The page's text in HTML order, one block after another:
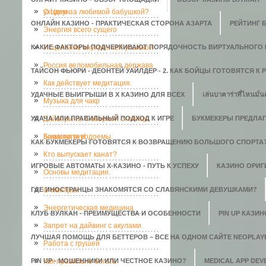
ОНЛАЙН КАЗИНО - ПРАКТИЧЕСКАЯ СТОРОНА АЗАРТА РЕЙТИНГ
КАКИЕ ФАКТОРЫ ПОДЧЕРКИВАЮТ ПОРЯДОЧНОСТЬ ВИРТУАЛЬНОГО
ТАЙСОН ФЬЮРИ - ДЕОНТЕЙ УАЙЛДЕР - 2. КАК БОЙЦЫ ГОТОВЯТСЯ К
УДАЧНЫЕ ВЫИГРЫШИ В X КАЗИНО ДЛЯ ВСЕХ เล่นบาคาร่าที่ไหนมั่น
УДАЧА ИЛИ ПРАВИЛЬНЫЙ ПОДХОД К ИГРЕ БУКМЕКЕРЫ
КАК БУКМЕКЕРЫ ГОТОВЯТСЯ К ВОЗВРАЩЕНИЮ БОЛЬШОГО
ИГРОВЫЕ АВТОМАТЫ Х-КАЗИНО - ПУТЬ К УСПЕХУ КАЗИНО
ГДЕ ИНОСТРАНЦЫ ЗНАКОМЯТСЯ СО СЛАВЯНСКИМИ ДЕВУШКАМИ?
КЛУБ ВУЛКАН - ПРЕИМУЩЕСТВА И ОСОБЕННОСТИ PIN UP
ЛУЧШАЯ ПОМОЩЬ ДЛЯ БЕТТЕРОВ – ВСЕ НА ОДНОМ САЙТЕ
PIN UP - МОШЕННИКИ ИЛИ ЧЕСТНОЕ КАЗИНО? MEDICAL APP
уходом за любимой бабушкой?
О Цигун
Энергия всего сущего
Исцеление внутренней улыбкой
Россия веломобильная держава
Как действует медитация.
Музыка для чакр
Дайверы из Северной столицы
почистили водоемы.
Баранки гну!
Кто выпускает канат?
Основы медитации.
О мантрах
Энергетическая медицина
Запрет на дайвинг с акулами.
Работа с грушей
Как правильно бегать